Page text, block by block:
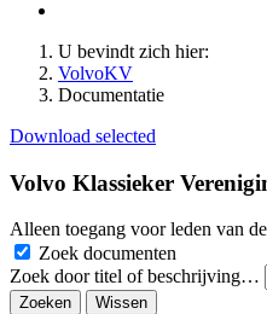
U bevindt zich hier:
VolvoKV
Documentatie
Download selected
Volvo Klassieker
Alleen toegang voor leden van
Zoek documenten
Zoek door titel of beschrijving…
Zoeken Wissen